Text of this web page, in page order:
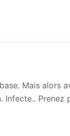
Mais alors
Infecte..